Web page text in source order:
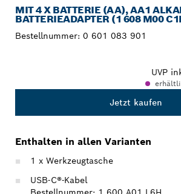
MIT 4 X BATTERIE (AA), AA1
BATTERIEADAPTER (1 608 M00
Bestellnummer: 0 601 083 901
UVP
Jetzt kaufen
Enthalten in allen Varianten
1 x Werkzeugtasche
USB-C®-Kabel